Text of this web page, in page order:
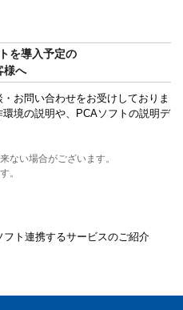
を導入予定の
様へ
お問い合わせをお受けしておりま
境の説明や、PCAソフトの説明デ
ない場合がございます。
。
ト連携するサービスのご紹介